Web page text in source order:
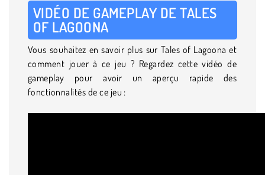
VIDÉO DE GAMEPLAY DE TALES
OF LAGOONA
Vous souhaitez en savoir plus sur Tales of Lagoona et
comment jouer à ce jeu ? Regardez cette vidéo de
gameplay pour avoir un aperçu rapide des
fonctionnalités de ce jeu :